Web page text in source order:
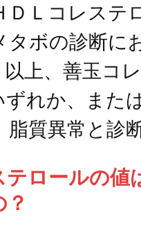
ＤＬコレステ
タボの診断に
上、善玉コ
れか、また
脂質異常と診
ロールの値